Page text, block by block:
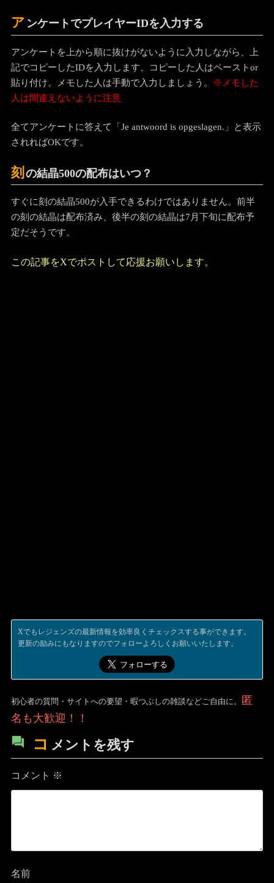
ア ンケートでプレイヤーIDを入力する
アンケートを上から順に抜けがないように入力しながら、上
記でコピーしたIDを入力します。コピーした人はペーストor
貼り付け。メモした人は手動で入力しましょう。
※メモした
人は間違えないように注意
全てアンケートに答えて「Je antwoord is opgeslagen.」と表示
されればOKです。
刻 の結晶500の配布はいつ？
すぐに刻の結晶500が入手できるわけではありません。前半
の刻の結晶は配布済み、後半の刻の結晶は7月下旬に配布予
定だそうです。
この記事をXでポストして応援お願いします。
Xでもレジェンズの最新情報を効率良くチェックスする事ができます。
更新の励みにもなりますのでフォローよろしくお願いいたします。
初心者の質問・サイトへの要望・暇つぶしの雑談などご自由に。
匿
名も大歓迎！！
コ メントを残す
コメント ※
名前